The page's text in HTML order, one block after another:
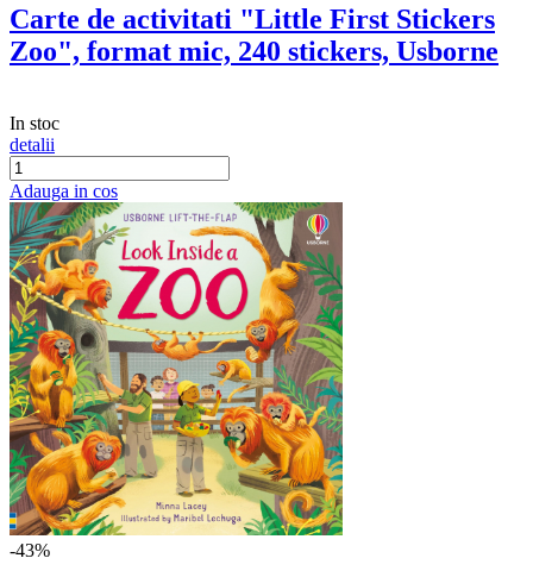
Carte de activitati "Little First Stickers
Zoo", format mic, 240 stickers, Usborne
In stoc
detalii
Adauga in cos
-43%